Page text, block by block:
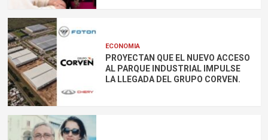
ECONOMIA
PROYECTAN QUE EL NUEVO ACCESO
AL PARQUE INDUSTRIAL IMPULSE
LA LLEGADA DEL GRUPO CORVEN.